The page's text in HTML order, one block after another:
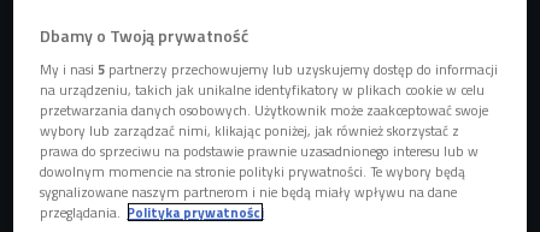
Dbamy o Twoją prywatność
My i nasi5 partnerzy przechowujemy lub uzyskujemy dostęp do informacji
na urządzeniu, takich jak unikalne identyfikatory w plikach cookie w celu
przetwarzania danych osobowych. Użytkownik może zaakceptować swoje
wybory lub zarządzać nimi, klikając poniżej, jak również skorzystać z
prawa do sprzeciwu na podstawie prawnie uzasadnionego interesu lub w
dowolnym momencie na stronie polityki prywatności. Te wybory będą
sygnalizowane naszym partnerom i nie będą miały wpływu na dane
przeglądania. Polityka prywatności